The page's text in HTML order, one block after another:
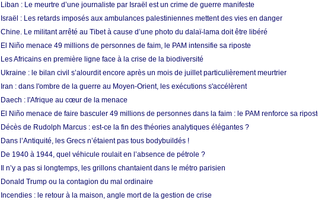
Liban : Le meurtre d’une journaliste par Israël est un crime de guerre manifeste
Israël : Les retards imposés aux ambulances palestiniennes mettent des vies en danger
Chine. Le militant arrêté au Tibet à cause d’une photo du dalaï-lama doit être libéré
El Niño menace 49 millions de personnes de faim, le PAM intensifie sa riposte
Les Africains en première ligne face à la crise de la biodiversité
Ukraine : le bilan civil s’alourdit encore après un mois de juillet particulièrement meurtrier
Iran : dans l'ombre de la guerre au Moyen-Orient, les exécutions s'accélèrent
Daech : l'Afrique au cœur de la menace
El Niño menace de faire basculer 49 millions de personnes dans la faim : le PAM renforce sa
Décès de Rudolph Marcus : est-ce la fin des théories analytiques élégantes ?
Dans l’Antiquité, les Grecs n’étaient pas tous bodybuildés !
De 1940 à 1944, quel véhicule roulait en l’absence de pétrole ?
Il n’y a pas si longtemps, les grillons chantaient dans le métro parisien
Donald Trump ou la contagion du mal ordinaire
Incendies : le retour à la maison, angle mort de la gestion de crise